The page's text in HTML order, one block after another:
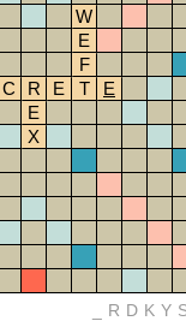
W
E
F
C R E T
E
E
X